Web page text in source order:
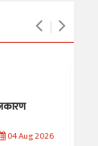
04 Aug 2026